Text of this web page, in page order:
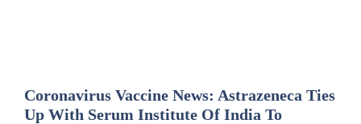
Coronavirus Vaccine News: Astrazeneca Ties
Up With Serum Institute Of India To